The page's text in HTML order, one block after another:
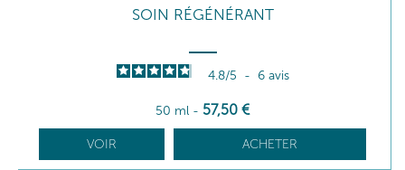
SOIN RÉGÉNÉRANT
4.8/5 - 6 avis
50 ml - 57,50 €
VOIR ACHETER